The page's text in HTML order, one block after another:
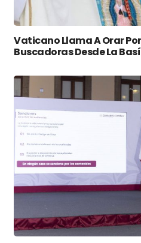
Vaticano Llama A Orar
Buscadoras Desde La